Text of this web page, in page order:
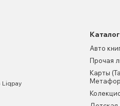
Каталог
Авто
Прочая
Карты